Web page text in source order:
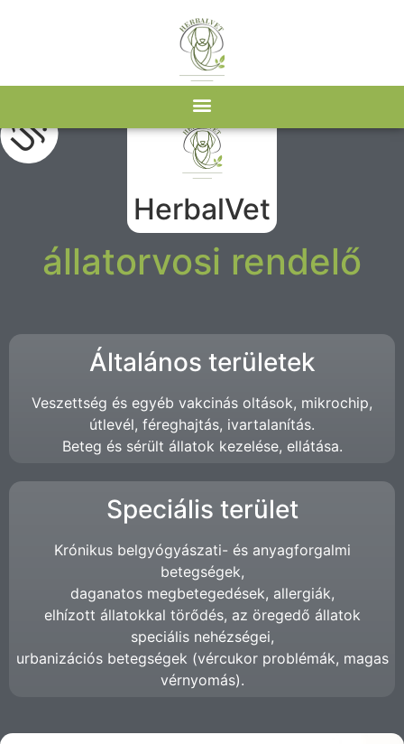
Új!
HerbalVet
állatorvosi rendelő
Általános területek​
Veszettség és egyéb vakcinás oltások, mikrochip,
útlevél, féreghajtás, ivartalanítás.
Beteg és sérült állatok kezelése, ellátása.
Speciális terület​
Krónikus belgyógyászati- és anyagforgalmi
betegségek,
daganatos megbetegedések, allergiák,
elhízott állatokkal törődés, az öregedő állatok
speciális nehézségei,
urbanizációs betegségek (vércukor problémák, magas
vérnyomás).